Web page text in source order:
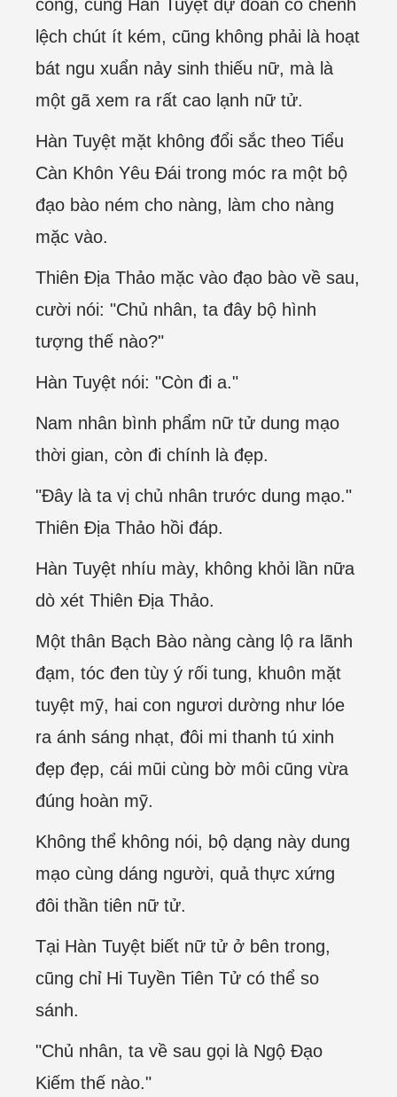
công, cùng Hàn Tuyệt dự đoán có chênh
lệch chút ít kém, cũng không phải là hoạt
bát ngu xuẩn nảy sinh thiếu nữ, mà là
một gã xem ra rất cao lạnh nữ tử.
Hàn Tuyệt mặt không đổi sắc theo Tiểu
Càn Khôn Yêu Đái trong móc ra một bộ
đạo bào ném cho nàng, làm cho nàng
mặc vào.
Thiên Địa Thảo mặc vào đạo bào về sau,
cười nói: "Chủ nhân, ta đây bộ hình
tượng thế nào?"
Hàn Tuyệt nói: "Còn đi a."
Nam nhân bình phẩm nữ tử dung mạo
thời gian, còn đi chính là đẹp.
"Đây là ta vị chủ nhân trước dung mạo."
Thiên Địa Thảo hồi đáp.
Hàn Tuyệt nhíu mày, không khỏi lần nữa
dò xét Thiên Địa Thảo.
Một thân Bạch Bào nàng càng lộ ra lãnh
đạm, tóc đen tùy ý rối tung, khuôn mặt
tuyệt mỹ, hai con ngươi dường như lóe
ra ánh sáng nhạt, đôi mi thanh tú xinh
đẹp đẹp, cái mũi cùng bờ môi cũng vừa
đúng hoàn mỹ.
Không thể không nói, bộ dạng này dung
mạo cùng dáng người, quả thực xứng
đôi thần tiên nữ tử.
Tại Hàn Tuyệt biết nữ tử ở bên trong,
cũng chỉ Hi Tuyền Tiên Tử có thể so
sánh.
"Chủ nhân, ta về sau gọi là Ngộ Đạo
Kiếm thế nào."